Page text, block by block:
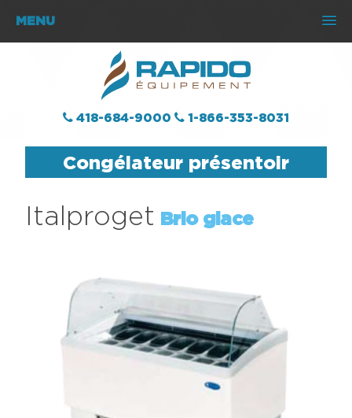
MENU
418-684-9000 1-866-353-8031
Congélateur présentoir
Italproget Brio glace